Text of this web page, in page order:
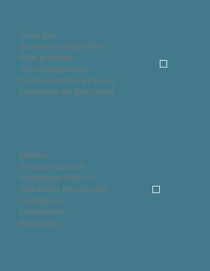
Foies gras
Terrines du Sud-Ouest
Plats préparés
Accompagnement
Fruits rafraichis à l'alcool
Confitures du Sud-Ouest
Herbes
Poissons du midi
Producteur d'olives
Spécialités Provençales
Tartinables
Condiments
Moutardes